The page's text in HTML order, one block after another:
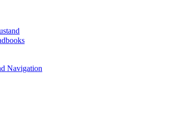
Navigation